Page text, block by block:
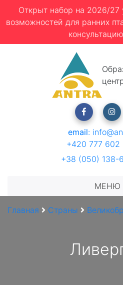
Открыт набор на 2026/
возможностей для ранних
email:
+420 777
+38 (050) 138-
МЕНЮ
Главная Страны